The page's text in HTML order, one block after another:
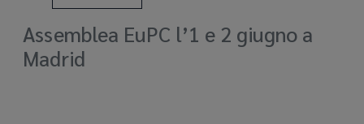
Assemblea EuPC l’1 e 2 giugno a
Madrid